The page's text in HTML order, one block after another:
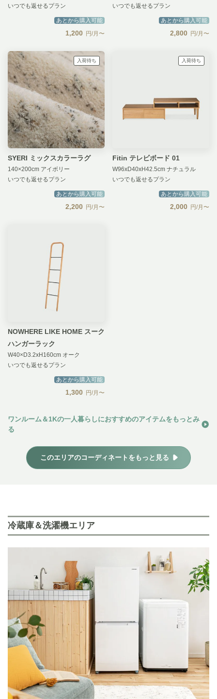
いつでも返せるプラン
あとから購入可能
1,200 円/月〜
いつでも返せるプラン
あとから購入可能
2,800 円/月〜
入荷待ち
SYERI ミックスカラーラグ
140×200cm アイボリー
いつでも返せるプラン
あとから購入可能
2,200 円/月〜
入荷待ち
Fitin テレビボード 01
W96xD40xH42.5cm ナチュラル
いつでも返せるプラン
あとから購入可能
2,000 円/月〜
NOWHERE LIKE HOME スーク
ハンガーラック
W40×D3.2xH160cm オーク
いつでも返せるプラン
あとから購入可能
1,300 円/月〜
ワンルーム＆1Kの一人暮らしにおすすめのアイテムをもっとみ
る
このエリアのコーディネートをもっと見る
冷蔵庫＆洗濯機エリア